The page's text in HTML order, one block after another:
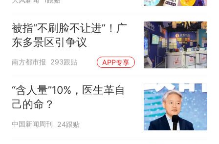
厕所；客服回应：并非每
架飞机都会发放西梅汁
被指“不刷脸不让进”！广
东多景区引争议
南方都市报 293跟贴 APP专享
“含人量”10%，医生革自
己的命？
中国新闻周刊 24跟贴